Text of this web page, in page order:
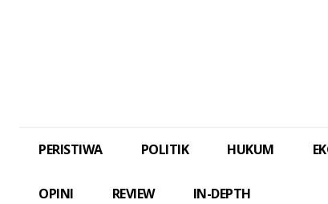
PERISTIWA POLITIK HUKUM
OPINI REVIEW IN-DEPTH